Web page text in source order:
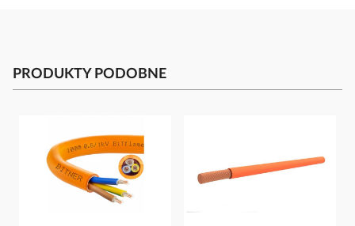
PRODUKTY PODOBNE